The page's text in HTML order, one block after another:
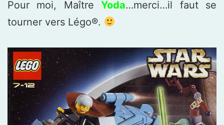
Pour moi, MaîtreYoda…merci…il faut se
tourner vers Légo®.